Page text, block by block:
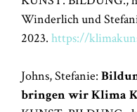
Winderlich und
2023. https://
Johns, Stefanie:
bringen wir Klima